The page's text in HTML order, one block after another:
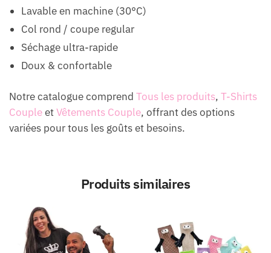
Lavable en machine (30°C)
Col rond / coupe regular
Séchage ultra-rapide
Doux & confortable
Notre catalogue comprend Tous les produits, T-Shirts
CoupleetVêtements Couple, offrant des options
variées pour tous les goûts et besoins.
Produits similaires